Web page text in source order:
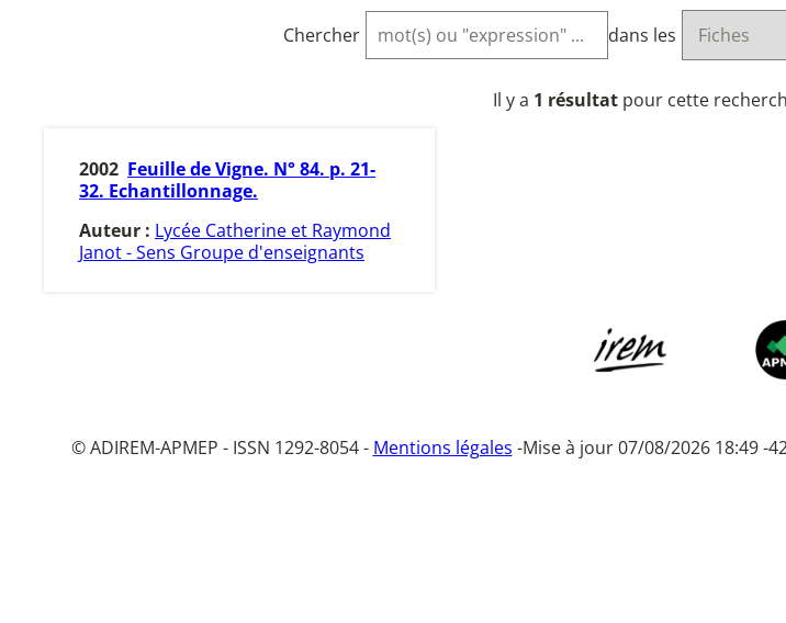
Chercher dans les
Il y a 1 résultat pour cette
2002 Feuille de Vigne. N° 84. p. 21-
32. Echantillonnage.
Auteur : Lycée Catherine et Raymond
Janot - Sens Groupe d'enseignants
© ADIREM-APMEP - ISSN 1292-8054 - Mentions légales -Mise à jour 07/08/2026 18:49 -